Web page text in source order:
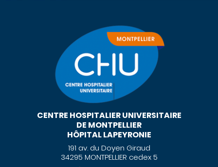
CENTRE HOSPITALIER UNIVERSITAIRE
DE MONTPELLIER
HÔPITAL LAPEYRONIE
191 av. du Doyen Giraud
34295 MONTPELLIER cedex 5